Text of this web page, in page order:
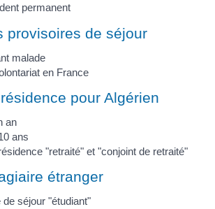
permanent
provisoires de séjour
malade
en France
pour Algérien
an
ans
"retraité" et "conjoint de retraité"
étranger
séjour "étudiant"